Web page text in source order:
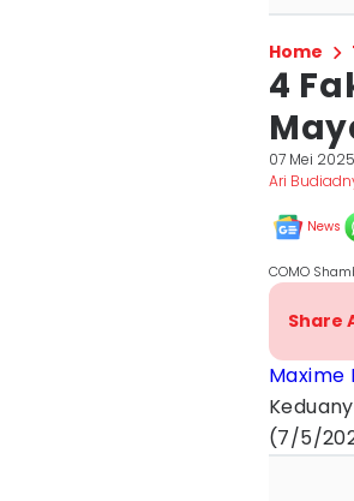
Home
4
07 Mei
Ari
News
COMO
Share
Maxime
(7/5/